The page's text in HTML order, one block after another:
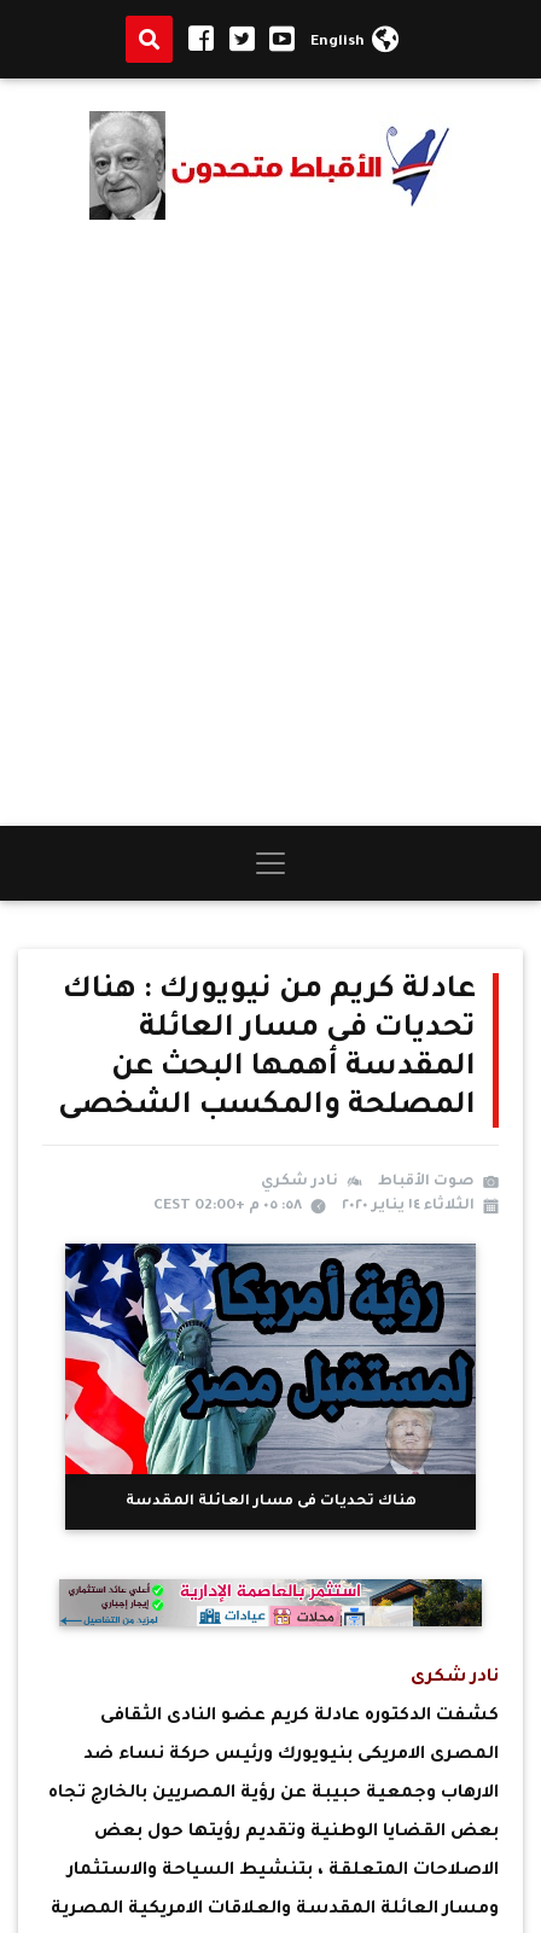
English
عادلة كريم من نيويورك : هناك
تحديات فى مسار العائلة
المقدسة أهمها البحث عن
المصلحة والمكسب الشخصى
صوت الأقباط
نادر شكري
الثلاثاء ١٤ يناير ٢٠٢٠
٥٨: ٠٥ م +02:00 CEST
هناك تحديات فى مسار العائلة المقدسة
نادر شكرى
كشفت الدكتوره عادلة كريم عضو النادى الثقافى
المصرى الامريكى بنيويورك ورئيس حركة نساء ضد
الارهاب وجمعية حبيبة عن رؤية المصريين بالخارج تجاه
بعض القضايا الوطنية وتقديم رؤيتها حول بعض
الاصلاحات المتعلقة ، بتنشيط السياحة والاستثمار
ومسار العائلة المقدسة والعلاقات الامريكية المصرية